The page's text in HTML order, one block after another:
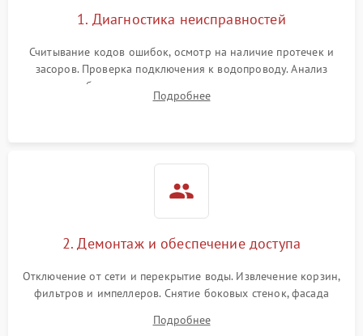
1. Диагностика неисправностей
Считывание кодов ошибок, осмотр на наличие протечек и
засоров. Проверка подключения к водопроводу. Анализ
жалоб на отсутствие слива, нагрева, вращения
разбрызгивателей или срабатывание системы защиты
Подробнее
2. Демонтаж и обеспечение доступа
Отключение от сети и перекрытие воды. Извлечение корзин,
фильтров и импеллеров. Снятие боковых стенок, фасада
циркуляционному насосу, ТЭНу и сливной помпе.
Подробнее